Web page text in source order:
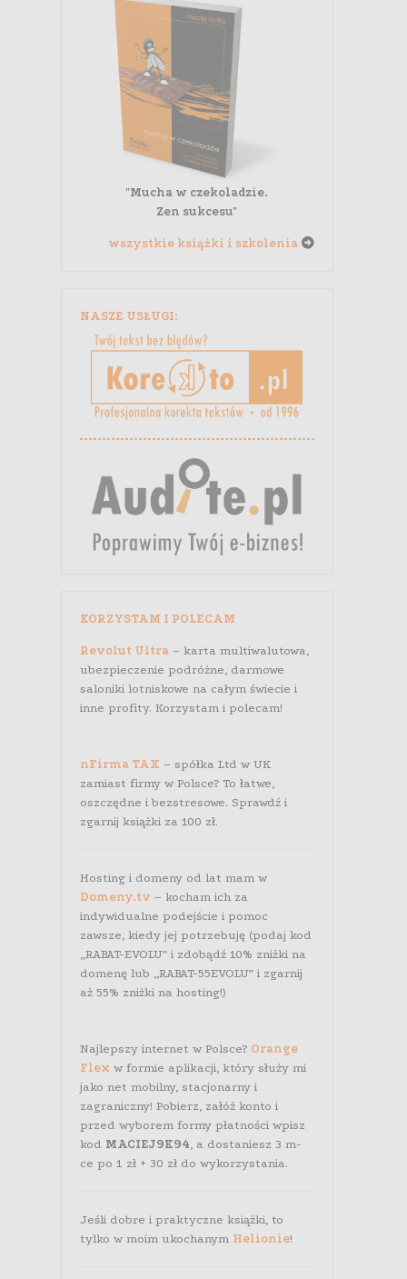
"Mucha w czekoladzie.
Zen sukcesu"
wszystkie książki i szkolenia
NASZE USŁUGI:
KORZYSTAM I POLECAM
Revolut Ultra– karta multiwalutowa,
ubezpieczenie podróżne, darmowe
saloniki lotniskowe na całym świecie i
inne profity. Korzystam i polecam!
nFirma TAX – spółka Ltd w UK
zamiast firmy w Polsce? To łatwe,
oszczędne i bezstresowe. Sprawdź i
zgarnij książki za 100 zł.
Hosting i domeny od lat mam w
Domeny.tv – kocham ich za
indywidualne podejście i pomoc
zawsze, kiedy jej potrzebuję (podaj kod
„RABAT-EVOLU” i zdobądź 10% zniżki na
domenę lub „RABAT-55EVOLU” i zgarnij
aż 55% zniżki na hosting!)
Najlepszy internet w Polsce? Orange
Flex w formie aplikacji, który służy mi
jako net mobilny, stacjonarny i
zagraniczny! Pobierz, załóż konto i
przed wyborem formy płatności wpisz
kod MACIEJ9K94, a dostaniesz 3 m-
ce po 1 zł + 30 zł do wykorzystania.
Jeśli dobre i praktyczne książki, to
tylko w moim ukochanym Helionie!